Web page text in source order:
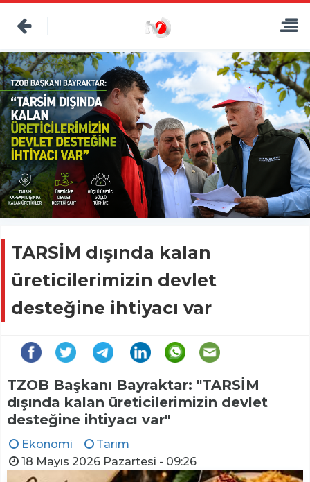
TARSİM dışında kalan
üreticilerimizin devlet
desteğine ihtiyacı var
TZOB Başkanı Bayraktar: "TARSİM
dışında kalan üreticilerimizin devlet
desteğine ihtiyacı var"
Ekonomi
Tarım
18 Mayıs 2026 Pazartesi - 09:26